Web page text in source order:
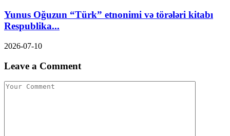
Yunus Oğuzun “Türk” etnonimi və törələri kitabı
Respublika...
2026-07-10
Leave a Comment